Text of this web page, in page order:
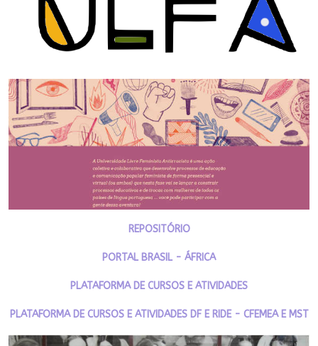
REPOSITÓRIO
PORTAL BRASIL - ÁFRICA
PLATAFORMA DE CURSOS E ATIVIDADES
PLATAFORMA DE CURSOS E ATIVIDADES DF E RIDE - CFEMEA E MST